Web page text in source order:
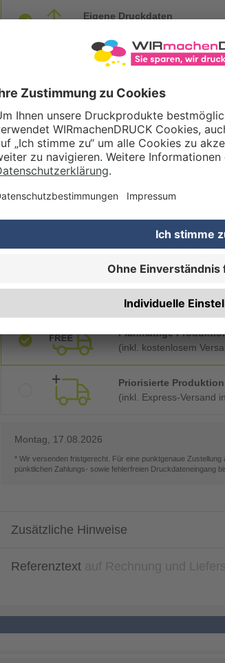
Eigene Druckdaten
Laden Sie im Warenkorb oder nach
Gestaltungsservice
ZUSATZOPTIONEN
Qualitätskontrolle (von Experten empf.)
Rechnung zusätzlich per Post
Planmäßige
(inkl. kostenlosem
Priorisierte Produktion
(inkl. Express-Versand
Montag, 17.08.2026
* Wir versenden fristgerecht. Für eine punktgenaue Zustellung
pünktlichen Zahlungs- sowie fehlerfreien Druckdateneingang
Zusätzliche Hinweise
Referenztext